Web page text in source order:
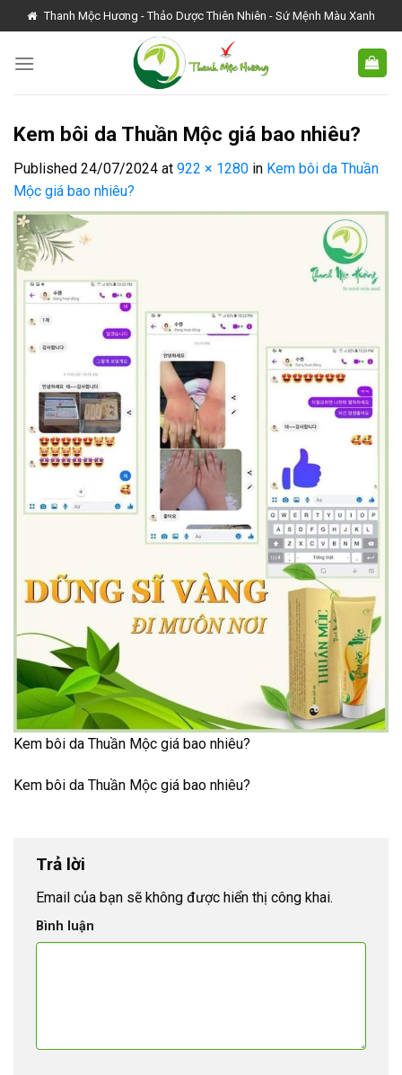
Skip
to
content
Thanh Mộc Hương - Thảo Dược Thiên Nhiên - Sứ Mệnh Màu Xanh
Kem bôi da Thuần Mộc giá bao nhiêu?
Published 24/07/2024 at 922 × 1280 in Kem bôi da Thuần
Mộc giá bao nhiêu?
Kem bôi da Thuần Mộc giá bao nhiêu?
Kem bôi da Thuần Mộc giá bao nhiêu?
Trả lời
Email của bạn sẽ không được hiển thị công khai.
Bình luận